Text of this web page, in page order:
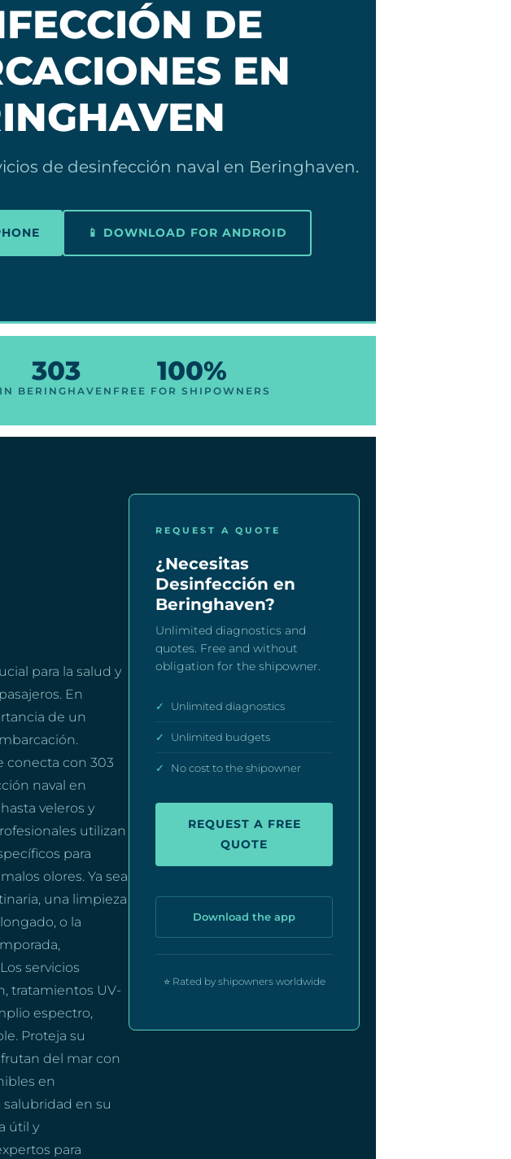
DE
EN
de desinfección naval en Beringhaven.
📱 DOWNLOAD FOR ANDROID
303
IN BERINGHAVEN
100%
FREE FOR SHIPOWNERS
para la salud y
En
de un
conecta con 303
naval en
veleros y
utilizan
para
olores. Ya sea
una limpieza
o la
servicios
tratamientos UV-
espectro,
Proteja su
del mar con
en
en su
útil y
para
REQUEST A QUOTE
¿Necesitas
Desinfección en
Beringhaven?
Unlimited diagnostics and
quotes. Free and without
obligation for the shipowner.
✓ Unlimited diagnostics
✓ Unlimited budgets
✓ No cost to the shipowner
REQUEST A FREE
QUOTE
Download the app
⭐ Rated by shipowners worldwide